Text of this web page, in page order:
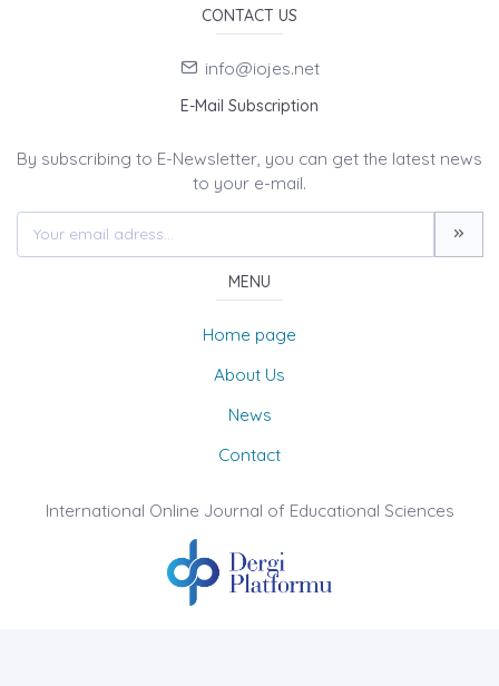
CONTACT US
info@iojes.net
E-Mail Subscription
By subscribing to E-Newsletter, you can get the latest news
to your e-mail.
MENU
Home page
About Us
News
Contact
International Online Journal of Educational Sciences